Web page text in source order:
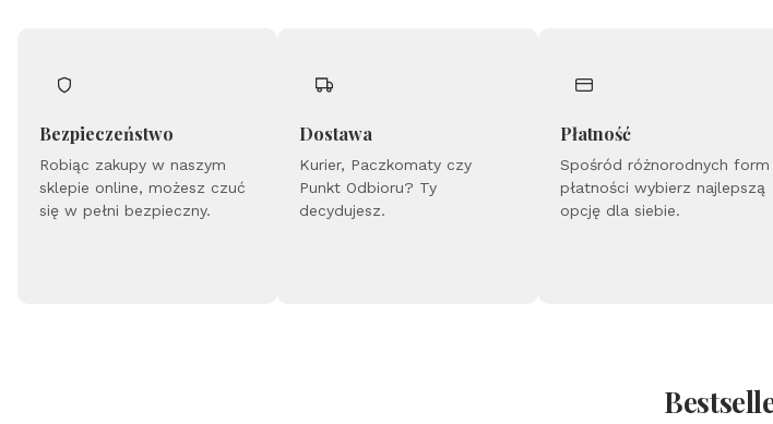
Bezpieczeństwo
Robiąc zakupy w naszym
sklepie online, możesz czuć
się w pełni bezpieczny.
Dostawa
Kurier, Paczkomaty czy
Punkt Odbioru? Ty
decydujesz.
Płatność
Spośród różnorodnych form
płatności wybierz najlepszą
opcję dla siebie.